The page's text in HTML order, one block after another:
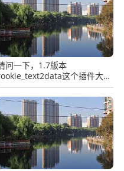
问一下，1.7版本
这个插件大家
以使用吗？